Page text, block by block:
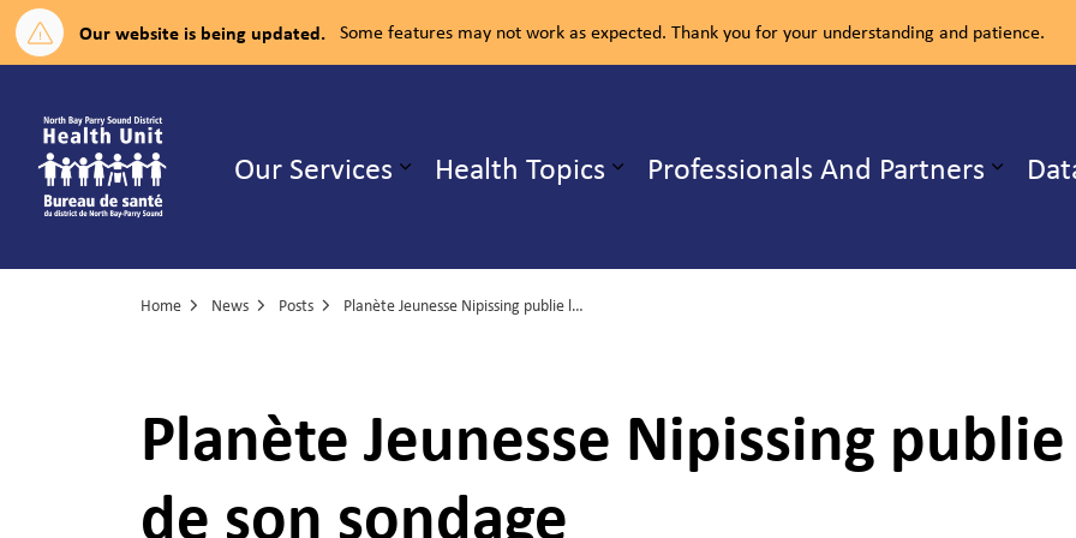
Our website is being updated. Some features may not work as expected. Thank you for your understanding and patience.
Our Services Expand sub pages Our Services
Health Topics Expand sub pages Health Topics
Professionals And Partners
Home News Posts Planète Jeunesse Nipissing publie les résultats de son sondage
Planète Jeunesse Nipissing
de son sondage